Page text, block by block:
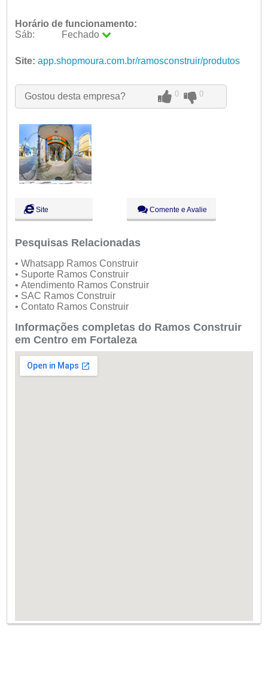
Horário de funcionamento:
Sáb:
Fechado
Ter:
09:00 - 18:00
Qui:
09:00 - 18:00
Sex:
09:00 - 18:00
Site: app.shopmoura.com.br/ramosconstruir/produtos
Gostou desta empresa? 0 0
Site Comente e Avalie
Pesquisas Relacionadas
• Whatsapp Ramos Construir
• Suporte Ramos Construir
• Atendimento Ramos Construir
• SAC Ramos Construir
• Contato Ramos Construir
Informações completas do Ramos Construir
em Centro em Fortaleza